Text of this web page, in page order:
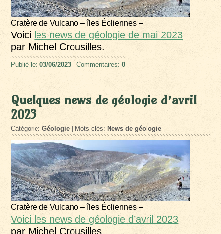
Cratère de Vulcano – îles Éoliennes –
Voici les news de géologie de mai 2023
par Michel Crousilles.
Publié le:03/06/2023 | Commentaires:0
Quelques news de géologie d’avril
2023
Catégorie:Géologie | Mots clés: News de géologie
Cratère de Vulcano – îles Éoliennes –
Voici les news de géologie d’avril 2023
par Michel Crousilles.